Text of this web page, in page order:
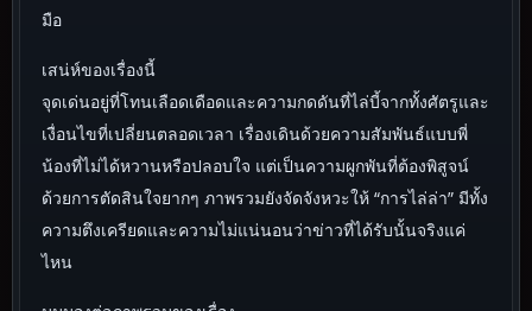
มือ
เสน่ห์ของเรื่องนี้
จุดเด่นอยู่ที่โทนเลือดเดือดและความกดดันที่ไล่บี้จากทั้งศัตรูและ
เงื่อนไขที่เปลี่ยนตลอดเวลา เรื่องเดินด้วยความสัมพันธ์แบบพี่
น้องที่ไม่ได้หวานหรือปลอบใจ แต่เป็นความผูกพันที่ต้องพิสูจน์
ด้วยการตัดสินใจยากๆ ภาพรวมยังจัดจังหวะให้ “การไล่ล่า” มีทั้ง
ความตึงเครียดและความไม่แน่นอนว่าข่าวที่ได้รับนั้นจริงแค่
ไหน